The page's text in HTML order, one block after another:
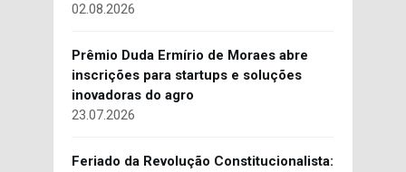
02.08.2026
Prêmio Duda Ermírio de Moraes abre
inscrições para startups e soluções
inovadoras do agro
23.07.2026
Feriado da Revolução Constitucionalista: